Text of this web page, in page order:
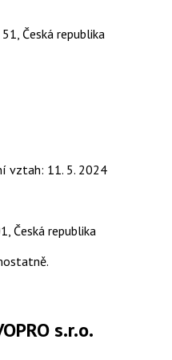
Česká republika
vztah: 11. 5. 2024
Česká republika
s.r.o.